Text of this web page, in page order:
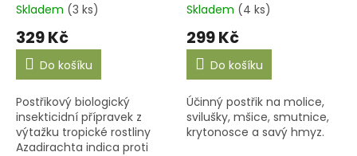
Skladem (3 ks)
329 Kč
Do košíku
Postřikový biologický
insekticidní přípravek z
výtažku tropické rostliny
Azadirachta indica proti
Skladem (4 ks)
299 Kč
Do košíku
Účinný postřik na molice,
svilušky, mšice, smutnice,
krytonosce a savý hmyz.